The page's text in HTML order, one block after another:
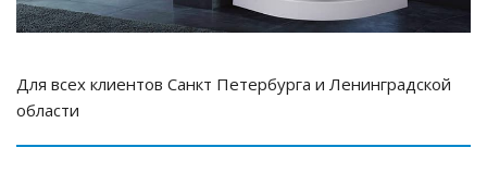
Для всех клиентов Санкт Петербурга и Ленинградской
области